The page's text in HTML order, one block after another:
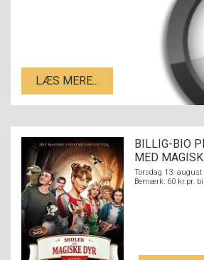
LÆS MERE...
BILLIG-BIO
MED
Torsdag 13. august
Bemærk: 60 kr.pr.